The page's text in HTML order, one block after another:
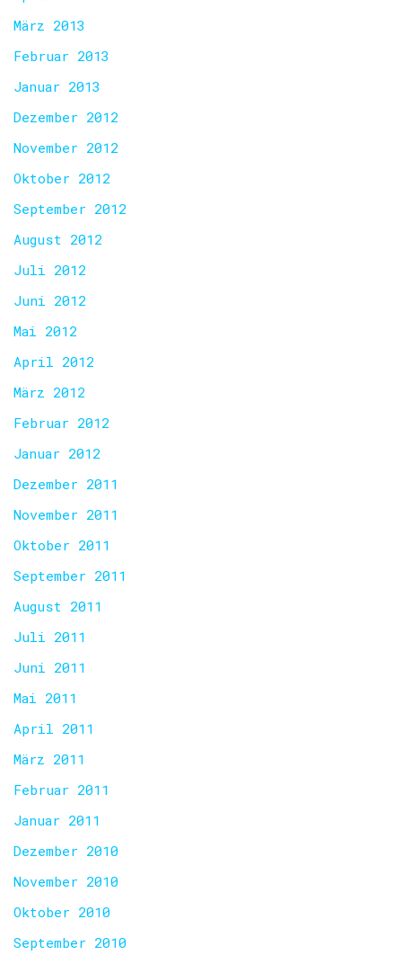
März 2013
Februar 2013
Januar 2013
Dezember 2012
November 2012
Oktober 2012
September 2012
August 2012
Juli 2012
Juni 2012
Mai 2012
April 2012
März 2012
Februar 2012
Januar 2012
Dezember 2011
November 2011
Oktober 2011
September 2011
August 2011
Juli 2011
Juni 2011
Mai 2011
April 2011
März 2011
Februar 2011
Januar 2011
Dezember 2010
November 2010
Oktober 2010
September 2010